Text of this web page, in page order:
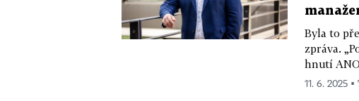
Byla to
zpráva.
hnutí
11. 6. 2025